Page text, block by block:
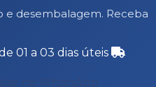
e desembalagem. Receba
01 a 03 dias úteis
no WhatsApp